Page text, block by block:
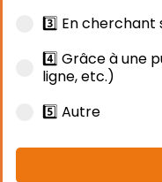
3️⃣ En cherchant
4️⃣ Grâce à une
ligne, etc.)
5️⃣ Autre